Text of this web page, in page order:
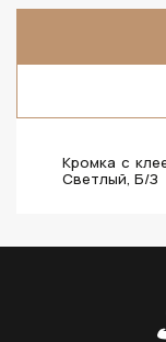
Кромка с
Светлый, Б/З